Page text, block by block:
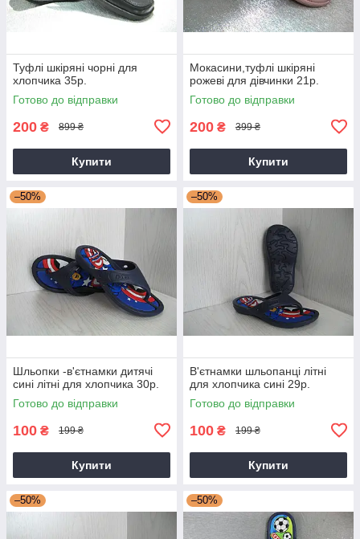
Туфлі шкіряні чорні для
хлопчика 35р.
Готово до відправки
200 ₴ 899 ₴
Купити
Мокасини,туфлі шкіряні
рожеві для дівчинки 21р.
Готово до відправки
200 ₴ 399 ₴
Купити
–50%
Шльопки -в'єтнамки дитячі
сині літні для хлопчика 30р.
Готово до відправки
100 ₴ 199 ₴
Купити
–50%
В'єтнамки шльопанці літні
для хлопчика сині 29р.
Готово до відправки
100 ₴ 199 ₴
Купити
–50% –50%